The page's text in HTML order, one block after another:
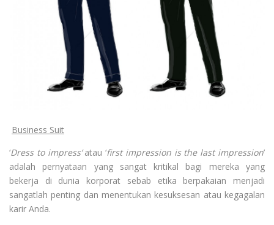
Business Suit
‘Dress to impress’atau ‘first impression is the last impression’
adalah pernyataan yang sangat kritikal bagi mereka yang
bekerja di dunia korporat sebab etika berpakaian menjadi
sangatlah penting dan menentukan kesuksesan atau kegagalan
karir Anda.